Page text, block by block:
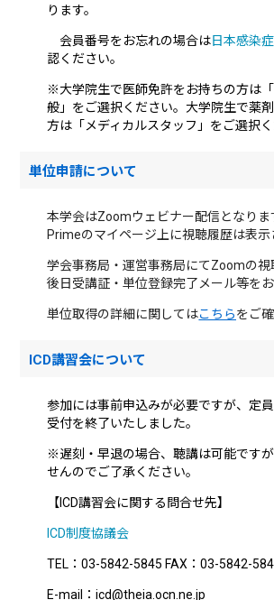
ります。
会員番号をお忘れの場合は日本感染
認ください。
※大学院生で医師免許をお持ちの方は
般」をご選択ください。大学院生で薬
方は「メディカルスタッフ」をご選択く
単位申請について
本学会はZoomウェビナー配信となりま
Primeのマイページ上に視聴履歴は表示
学会事務局・運営事務局にてZoomの視
後日受講証・単位登録完了メール等をお
単位取得の詳細に関してはこちらをご
ICD講習会について
参加には事前申込みが必要ですが、定
受付を終了いたしました。
※遅刻・早退の場合、聴講は可能です
せんのでご了承ください。
【ICD講習会に関する問合せ先】
ICD制度協議会
TEL：03-5842-5845 FAX：03-5842-
E-mail：icd@theia.ocn.ne.jp